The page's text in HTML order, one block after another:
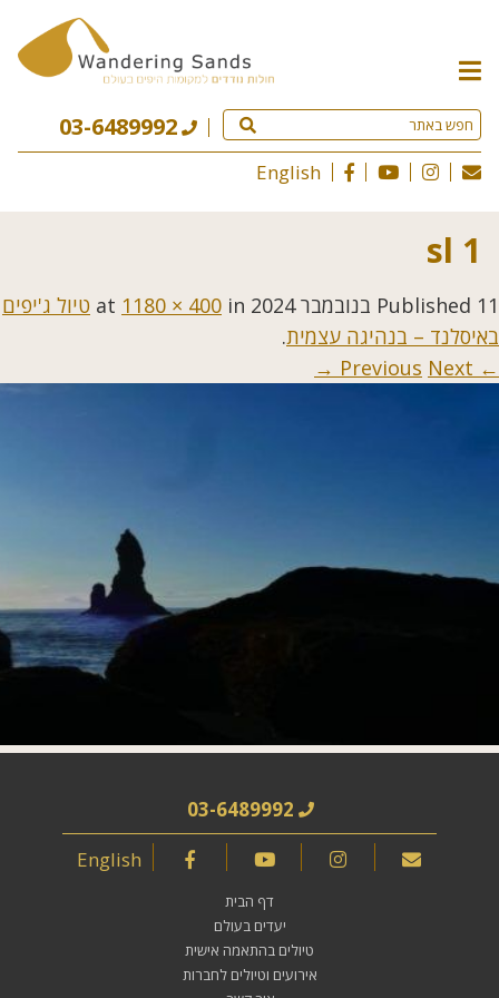
תפריט
האתר
03-6489992
English
sl 1
Published 11 בנובמבר 2024 1180 × 400 in
טיול ג'יפים
באיסלנד – בנהיגה עצמית.
← Previous
Next →
03-6489992
English
דף הבית
יעדים בעולם
טיולים בהתאמה אישית
אירועים וטיולים לחברות